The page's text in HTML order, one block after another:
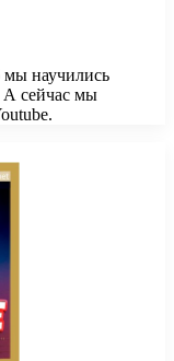
мы научились
А сейчас мы